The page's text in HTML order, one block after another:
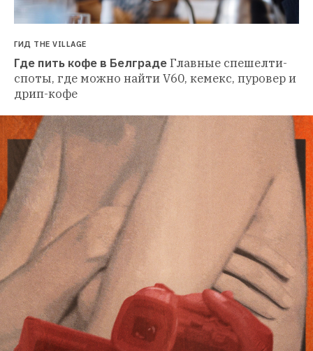
ГИД THE VILLAGE
Где пить кофе в БелградеГлавные спешелти-
споты, где можно найти V60, кемекс, пуровер и
дрип-кофе